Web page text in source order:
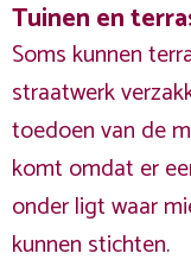
Tuinen en
Soms kunnen
straatwerk
toedoen van de
komt omdat er
onder ligt waar
kunnen stichten.